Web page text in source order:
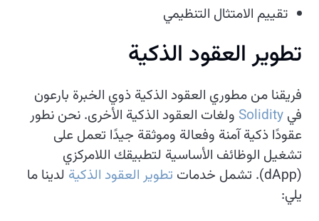
تقييم الامتثال التنظيمي
تطوير العقود الذكية
فريقنا من مطوري العقود الذكية ذوي الخبرة بارعون
في Solidity ولغات العقود الذكية الأخرى. نحن نطور
عقودًا ذكية آمنة وفعالة وموثقة جيدًا تعمل على
تشغيل الوظائف الأساسية لتطبيقك اللامركزي
(dApp). تشمل خدمات
تطوير العقود الذكية لدينا ما
يلي: